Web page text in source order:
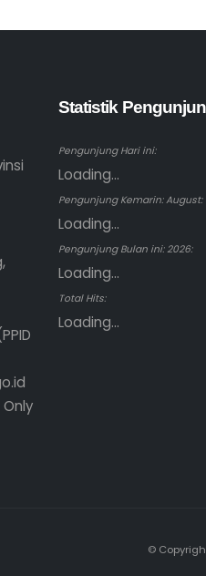
Only
Statistik
Pengunjung Hari ini:
Loading...
Pengunjung Kemarin: August:
Loading...
Pengunjung Bulan ini: 2026:
Loading...
Total Hits:
Loading...
©